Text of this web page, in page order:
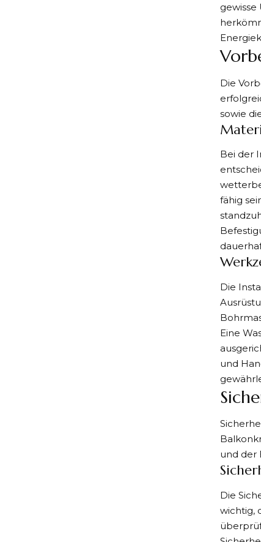
Die
sowie
Bei der
fähig
Die
Eine
und
und der
Die
wichtig,